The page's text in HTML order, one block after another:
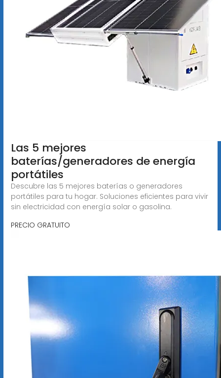
Las 5 mejores
baterías/generadores de energía
portátiles
Descubre las 5 mejores baterías o generadores
portátiles para tu hogar. Soluciones eficientes para vivir
sin electricidad con energía solar o gasolina.
PRECIO GRATUITO